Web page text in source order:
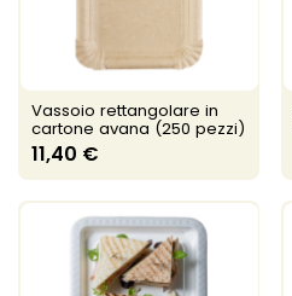
Vassoio rettangolare in
cartone avana (250 pezzi)
11,40 €